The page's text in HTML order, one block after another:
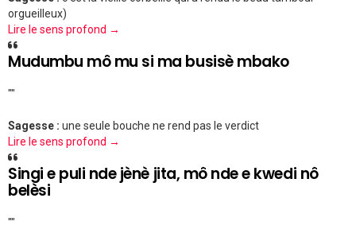
orgueilleux)
Lire le sens profond →
Mudumbu mô mu si ma busisè mbako
""
Sagesse : une seule bouche ne rend pas le verdict
Lire le sens profond →
Singi e puli nde jènè jita, mô nde e kwedi nô
belèsi
""